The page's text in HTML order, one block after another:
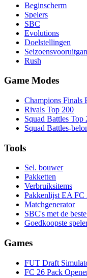
Beginscherm
Spelers
SBC
Evolutions
Doelstellingen
Rush
Game Modes
Champions Finals
Rivals Top 200
Squad Battles Top
Squad Battles-
Tools
Sel. bouwer
Pakketten
Verbruiksitems
Pakkenlijst EA FC
Matchgenerator
SBC's met de
Goedkoopste
Games
FUT Draft
FC 26 Pack